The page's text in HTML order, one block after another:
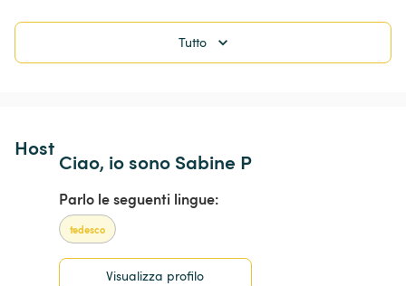
Tutto
Host
Ciao, io sono Sabine P
Parlo le seguenti lingue:
tedesco
Visualizza profilo